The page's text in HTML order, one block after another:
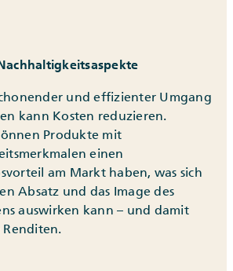
und effizienter Umgang
kann Kosten reduzieren.
Produkte mit
einen
am Markt haben, was sich
Absatz und das Image des
auswirken kann – und damit